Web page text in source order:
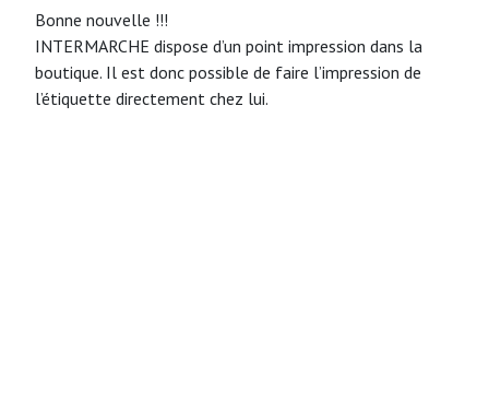
Bonne nouvelle !!!
INTERMARCHE dispose d’un point impression dans la
boutique. Il est donc possible de faire l’impression de
l’étiquette directement chez lui.